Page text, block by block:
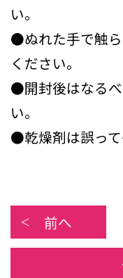
い。
●ぬれた手で触
ください。
●開封後はなる
い。
●乾燥剤は誤って
前へ